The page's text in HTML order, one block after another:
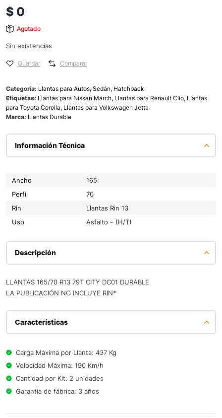
$ 0
Agotado
Sin existencias
Guardar Comparar
Categoría: Llantas para Autos, Sedán, Hatchback
Etiquetas: Llantas para Nissan March, Llantas para Renault Clio, Llantas
para Toyota Corolla, Llantas para Volkswagen Jetta
Marca: Llantas Durable
Información Técnica
Ancho
165
Perfil
70
Rin
Llantas Rin 13
Uso
Asfalto – (H/T)
Descripción
LLANTAS 165/70 R13 79T CITY DC01 DURABLE
LA PUBLICACIÓN NO INCLUYE RIN*
Características
Carga Máxima por Llanta: 437 Kg
Velocidad Máxima: 190 Km/h
Cantidad por Kit: 2 unidades
Garantía de fábrica: 3 años